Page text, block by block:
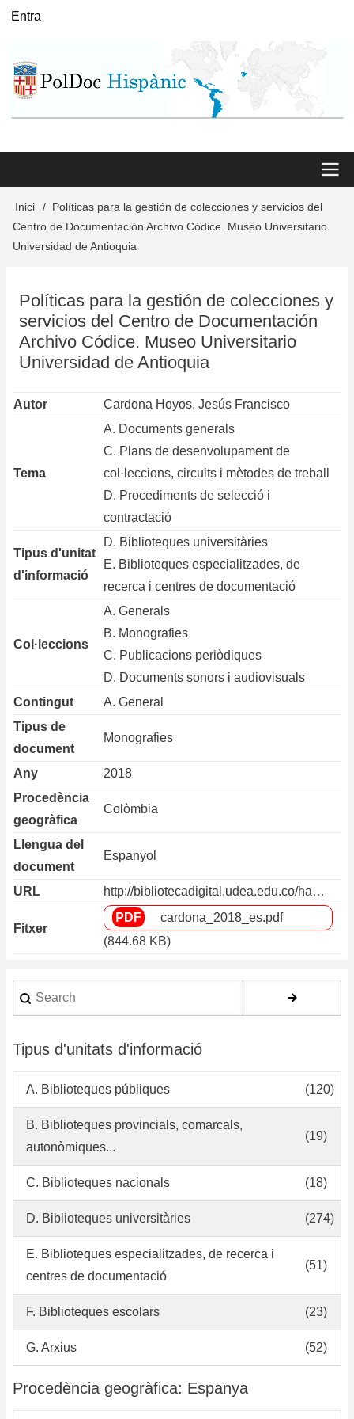
Vés
User
Entra
Main
d'Ariadna
Inici
Políticas para la gestión de colecciones y servicios del
Centro de Documentación Archivo Códice. Museo Universitario
Universidad de Antioquia
Políticas para la gestión de colecciones y
servicios del Centro de Documentación
Archivo Códice. Museo Universitario
Universidad de Antioquia
Autor Cardona Hoyos, Jesús Francisco
Tema
A. Documents generals
C. Plans de desenvolupament de
col·leccions, circuits i mètodes de treball
D. Procediments de selecció i
contractació
Tipus d'unitat
d'informació
D. Biblioteques universitàries
E. Biblioteques especialitzades, de
recerca i centres de documentació
Col·leccions
A. Generals
B. Monografies
C. Publicacions periòdiques
D. Documents sonors i audiovisuals
Contingut
A. General
Tipus de
document
Monografies
Any
2018
Procedència
geogràfica
Colòmbia
Llengua del
document
Espanyol
URL http://bibliotecadigital.udea.edu.co/ha…
Fitxer
cardona_2018_es.pdf
(844.68 KB)
Search
Tipus d'unitats d'informació
A. Biblioteques públiques (120)
B. Biblioteques provincials, comarcals,
autonòmiques...
(19)
C. Biblioteques nacionals (18)
D. Biblioteques universitàries (274)
E. Biblioteques especialitzades, de recerca i
centres de documentació
(51)
F. Biblioteques escolars (23)
G. Arxius (52)
Procedència geogràfica: Espanya